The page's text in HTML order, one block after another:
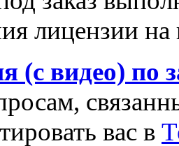
лицензии
(с видео) по
вас в